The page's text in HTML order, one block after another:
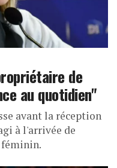
de
au quotidien"
avant la réception
à l'arrivée de
féminin.